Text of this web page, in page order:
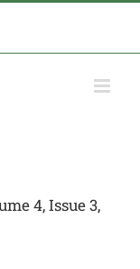
4, Issue 3,